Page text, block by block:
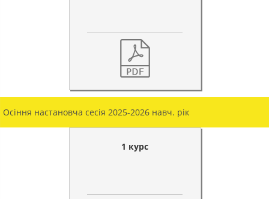
Осіння настановча сесія 2025-2026 навч. рік
1 курс